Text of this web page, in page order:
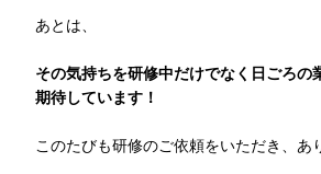
あとは、
その気持ちを研修中だけでなく日ごろ
期待しています！
このたびも研修のご依頼をいただき、